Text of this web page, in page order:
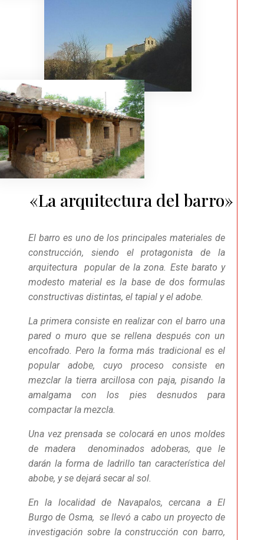
«La arquitectura del barro»
El barro es uno de los principales materiales de
construcción, siendo el protagonista de la
arquitectura popular de la zona. Este barato y
modesto material es la base de dos formulas
constructivas distintas, el tapial y el adobe.
La primera consiste en realizar con el barro una
pared o muro que se rellena después con un
encofrado. Pero la forma más tradicional es el
popular adobe, cuyo proceso consiste en
mezclar la tierra arcillosa con paja, pisando la
amalgama con los pies desnudos para
compactar la mezcla.
Una vez prensada se colocará en unos moldes
de madera denominados adoberas, que le
darán la forma de ladrillo tan característica del
abobe, y se dejará secar al sol.
En la localidad de Navapalos, cercana a El
Burgo de Osma, se llevó a cabo un proyecto de
investigación sobre la construcción con barro,